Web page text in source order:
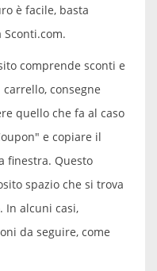
è facile, basta
comprende sconti e
consegne
quello che fa al caso
e copiare il
finestra. Questo
spazio che si trova
In alcuni casi,
da seguire, come